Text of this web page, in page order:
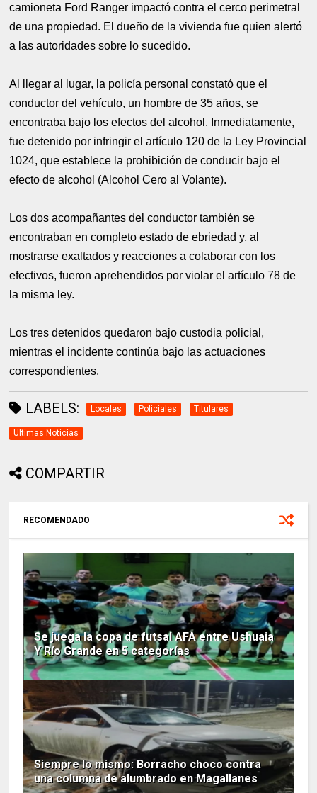
camioneta Ford Ranger impactó contra el cerco perimetral
de una propiedad. El dueño de la vivienda fue quien alertó
a las autoridades sobre lo sucedido.
Al llegar al lugar, la policía personal constató que el
conductor del vehículo, un hombre de 35 años, se
encontraba bajo los efectos del alcohol. Inmediatamente,
fue detenido por infringir el artículo 120 de la Ley Provincial
1024, que establece la prohibición de conducir bajo el
efecto de alcohol (Alcohol Cero al Volante).
Los dos acompañantes del conductor también se
encontraban en completo estado de ebriedad y, al
mostrarse exaltados y reacciones a colaborar con los
efectivos, fueron aprehendidos por violar el artículo 78 de
la misma ley.
Los tres detenidos quedaron bajo custodia policial,
mientras el incidente continúa bajo las actuaciones
correspondientes.
LABELS: Locales Policiales Titulares
Ultimas Noticias
COMPARTIR
RECOMENDADO
Se juega la copa de futsal AFA entre Ushuaia
Y Río Grande en 5 categorías
Siempre lo mismo: Borracho choco contra
una columna de alumbrado en Magallanes